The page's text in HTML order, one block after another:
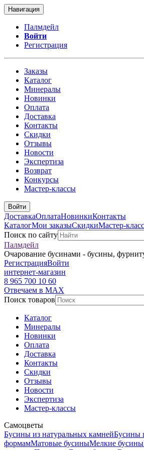
Навигация
Палмдейл
Войти
Регистрация
Заказы
Каталог
Минералы
Новинки
Оплата
Доставка
Контакты
Скидки
Отзывы
Новости
Экспертиза
Возврат
Конкурсы
Мастер-классы
Войти
ДоставкаОплатаНовинкиКонтакты
КаталогМои заказыСкидкиМастер-
Поиск по сайту
Палмдейл
Очарование бусинами - бусины,
РегистрацияВойти
интернет-магазин
8 965 700 10 60
Отвечаем в MAX
Поиск товаров
Каталог
Минералы
Новинки
Оплата
Доставка
Контакты
Скидки
Отзывы
Новости
Экспертиза
Мастер-классы
Самоцветы
Бусины из натуральных камнейБусины
формамМатовые бусиныМелкие бусины